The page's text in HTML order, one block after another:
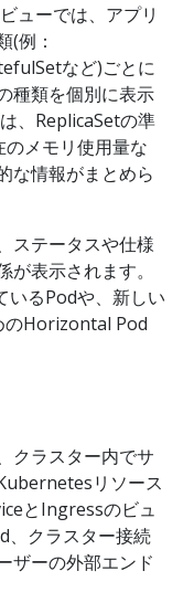
ューでは、アプリ
(例：
など)ごとに
種類を個別に表示
、ReplicaSetの準
メモリ使用量な
な情報がまとめら
ステータスや仕様
表示されます。
いるPodや、新しい
のHorizontal Pod
クラスター内でサ
リソース
とIngressのビュ
、クラスター接続
ザーの外部エンド